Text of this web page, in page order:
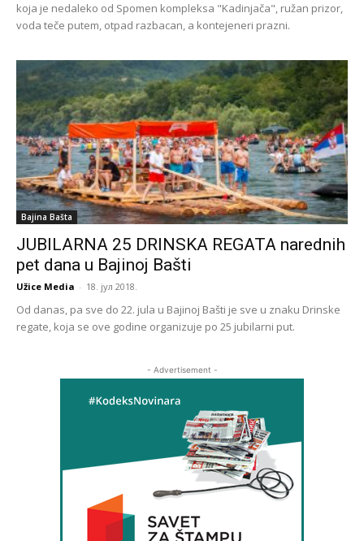
koja je nedaleko od Spomen kompleksa "Kadinjača", ružan prizor,
voda teče putem, otpad razbacan, a kontejeneri prazni.
Bajina Bašta
JUBILARNA 25 DRINSKA REGATA narednih
pet dana u Bajinoj Bašti
Užice Media - 18. јул 2018.
Od danas, pa sve do 22. jula u Bajinoj Bašti je sve u znaku Drinske
regate, koja se ove godine organizuje po 25 jubilarni put.
- Advertisement -